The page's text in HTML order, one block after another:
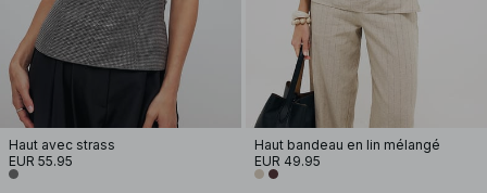
Haut avec strass
EUR 55.95
Haut bandeau en lin mélangé
EUR 49.95